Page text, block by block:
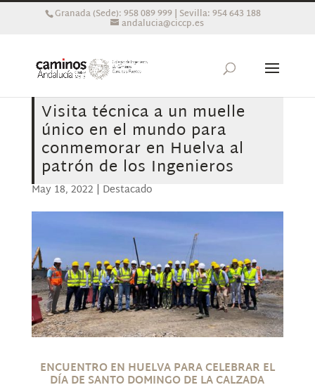
Granada (Sede): 958 089 999 | Sevilla: 954 643 188
andalucia@ciccp.es
Visita técnica a un muelle
único en el mundo para
conmemorar en Huelva al
patrón de los Ingenieros
May 18, 2022 | Destacado
ENCUENTRO EN HUELVA PARA CELEBRAR EL
DÍA DE SANTO DOMINGO DE LA CALZADA